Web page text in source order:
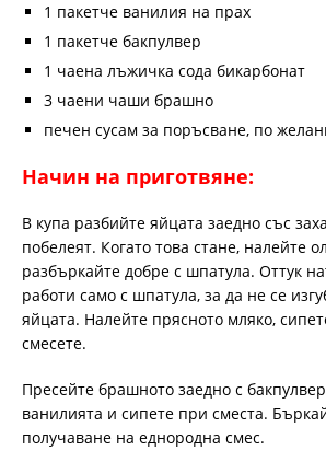
1 пакетче ванилия на прах
1 пакетче бакпулвер
1 чаена лъжичка сода бикарбонат
3 чаени чаши брашно
печен сусам за поръсване, по
Начин на приготвяне:
В купа разбийте яйцата заедно със
побелеят. Когато това стане, налейте
разбъркайте добре с шпатула. Оттук
работи само с шпатула, за да не се
яйцата. Налейте прясното мляко,
смесете.
Пресейте брашното заедно с
ванилията и сипете при сместа.
получаване на еднородна смес.